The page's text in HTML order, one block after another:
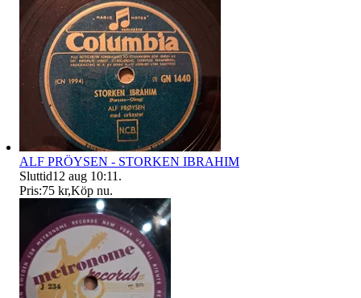
ALF PRÖYSEN - STORKEN IBRAHIM
Sluttid12 aug 10:11 .
Pris:75 kr,Köp nu.